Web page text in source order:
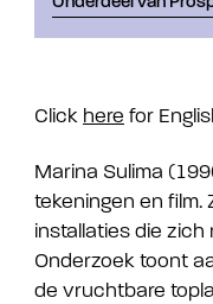
Click here for
Marina Sulima
tekeningen en
installaties die
Onderzoek toont
de vruchtbare